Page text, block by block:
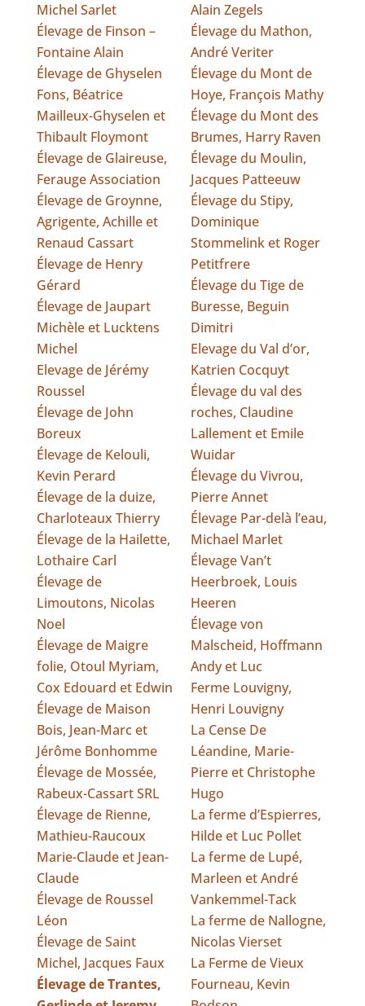
Michel Sarlet
Élevage de Finson –
Fontaine Alain
Élevage de Ghyselen
Fons, Béatrice
Mailleux-Ghyselen et
Thibault Floymont
Élevage de Glaireuse,
Ferauge Association
Élevage de Groynne,
Agrigente, Achille et
Renaud Cassart
Élevage de Henry
Gérard
Élevage de Jaupart
Michèle et Lucktens
Michel
Elevage de Jérémy
Roussel
Élevage de John
Boreux
Élevage de Kelouli,
Kevin Perard
Élevage de la duize,
Charloteaux Thierry
Élevage de la Hailette,
Lothaire Carl
Élevage de
Limoutons, Nicolas
Noel
Élevage de Maigre
folie, Otoul Myriam,
Cox Edouard et Edwin
Élevage de Maison
Bois, Jean-Marc et
Jérôme Bonhomme
Élevage de Mossée,
Rabeux-Cassart SRL
Élevage de Rienne,
Mathieu-Raucoux
Marie-Claude et Jean-
Claude
Élevage de Roussel
Léon
Élevage de Saint
Michel, Jacques Faux
Élevage de Trantes,
Alain Zegels
Élevage du Mathon,
André Veriter
Élevage du Mont de
Hoye, François Mathy
Élevage du Mont des
Brumes, Harry Raven
Élevage du Moulin,
Jacques Patteeuw
Élevage du Stipy,
Dominique
Stommelink et Roger
Petitfrere
Élevage du Tige de
Buresse, Beguin
Dimitri
Elevage du Val d’or,
Katrien Cocquyt
Élevage du val des
roches, Claudine
Lallement et Emile
Wuidar
Élevage du Vivrou,
Pierre Annet
Élevage Par-delà l’eau,
Michael Marlet
Élevage Van’t
Heerbroek, Louis
Heeren
Élevage von
Malscheid, Hoffmann
Andy et Luc
Ferme Louvigny,
Henri Louvigny
La Cense De
Léandine, Marie-
Pierre et Christophe
Hugo
La ferme d’Espierres,
Hilde et Luc Pollet
La ferme de Lupé,
Marleen et André
Vankemmel-Tack
La ferme de Nallogne,
Nicolas Vierset
La Ferme de Vieux
Fourneau, Kevin